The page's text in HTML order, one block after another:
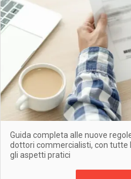
Guida completa alle nuove
dottori commercialisti, con tutte
gli aspetti pratici